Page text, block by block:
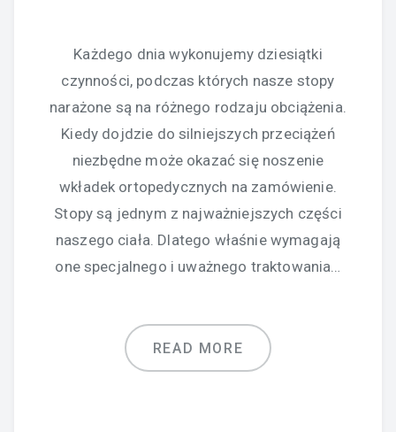
Każdego dnia wykonujemy dziesiątki
czynności, podczas których nasze stopy
narażone są na różnego rodzaju obciążenia.
Kiedy dojdzie do silniejszych przeciążeń
niezbędne może okazać się noszenie
wkładek ortopedycznych na zamówienie.
Stopy są jednym z najważniejszych części
naszego ciała. Dlatego właśnie wymagają
one specjalnego i uważnego traktowania…
READ MORE